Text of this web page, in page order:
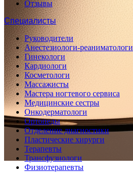
Отзывы
Специалисты
Руководители
Анестезиологи-реаниматологи
Гинекологи
Кардиологи
Косметологи
Массажисты
Мастера ногтевого сервиса
Медицинские сестры
Онкодерматологи
Ортопеды
Отделение диагностики
Пластические хирурги
Терапевты
Трансфузиологи
Физиотерапевты